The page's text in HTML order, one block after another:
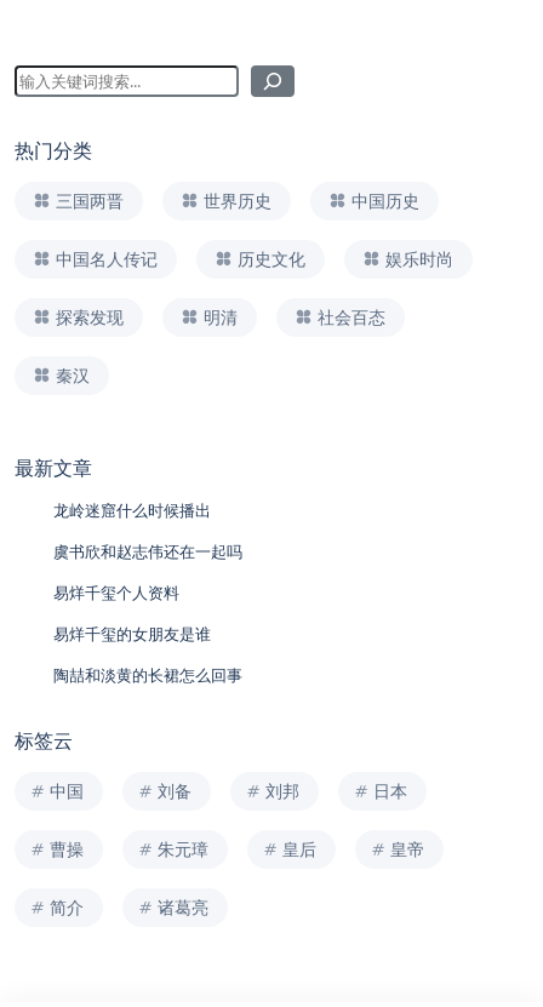
热门分类
三国两晋 世界历史 中国历史
中国名人传记 历史文化 娱乐时尚
探索发现 明清 社会百态
秦汉
最新文章
龙岭迷窟什么时候播出
虞书欣和赵志伟还在一起吗
易烊千玺个人资料
易烊千玺的女朋友是谁
陶喆和淡黄的长裙怎么回事
标签云
中国 刘备 刘邦 日本
曹操 朱元璋 皇后 皇帝
简介 诸葛亮